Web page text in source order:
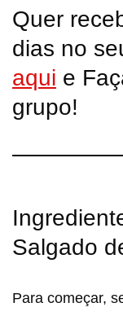
Quer
dias no
aqui e
grupo!
Salgado
Para começar,